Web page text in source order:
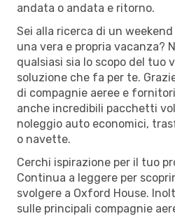
andata o andata e ritorno.
Sei alla ricerca di un
una vera e propria vacanza?
qualsiasi sia lo scopo del tuo
soluzione che fa per te.
di compagnie aeree e
anche incredibili pacchetti
noleggio auto economici,
o navette.
Cerchi ispirazione per il tuo
Continua a leggere per
svolgere a Oxford House.
sulle principali compagnie